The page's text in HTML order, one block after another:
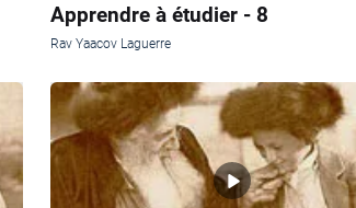
Apprendre à étudier - 8
Rav Yaacov Laguerre